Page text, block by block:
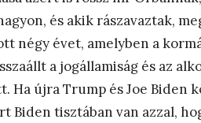
és akik rászavaztak,
négy évet, amelyben a
a jogállamiság és az
Ha újra Trump és Joe Biden
Biden tisztában van azzal,